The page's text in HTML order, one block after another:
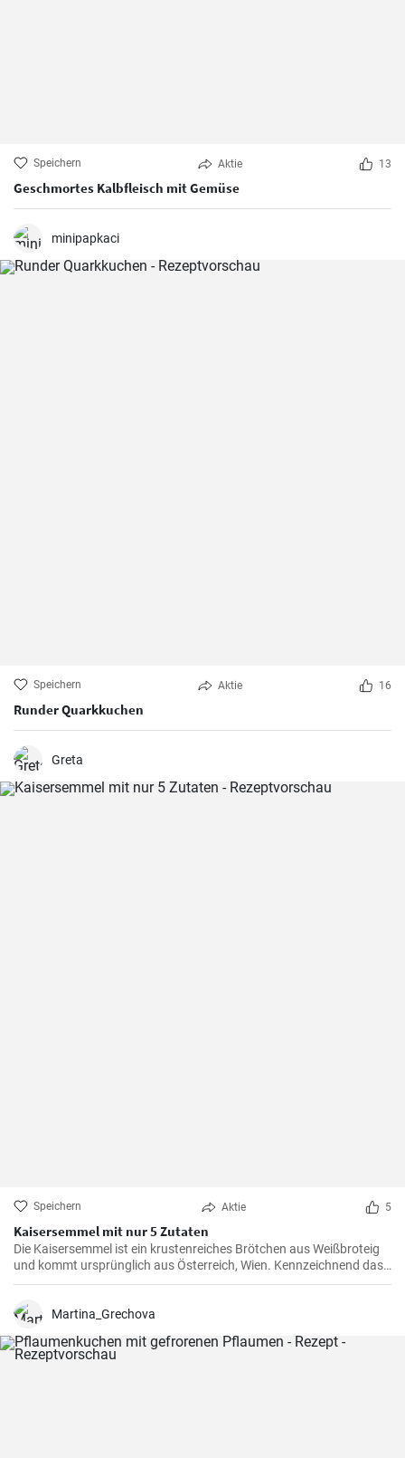
Speichern Aktie 13
Geschmortes Kalbfleisch mit Gemüse
minipapkaci
Speichern Aktie 16
Runder Quarkkuchen
Greta
Speichern Aktie 5
Kaisersemmel mit nur 5 Zutaten
Die Kaisersemmel ist ein krustenreiches Brötchen aus Weißbroteig
und kommt ursprünglich aus Österreich, Wien. Kennzeichnend das
sternförmige Muster auf der Semmel durch Falten des Teigstücks
Martina_Grechova